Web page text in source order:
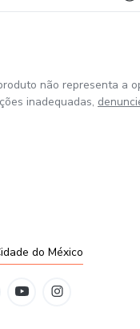
não representa a
inadequadas,
do México